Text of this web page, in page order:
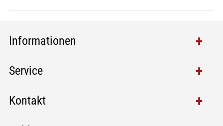
Informationen
Service
Kontakt